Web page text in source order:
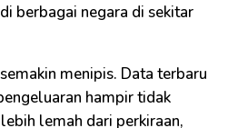
berbagai negara di sekitar
menipis. Data terbaru
hampir tidak
lemah dari perkiraan,